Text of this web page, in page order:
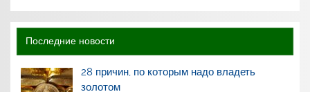
Последние новости
28 причин, по которым надо владеть
золотом